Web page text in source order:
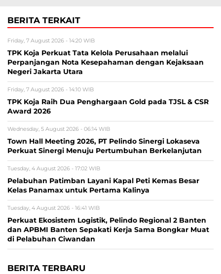
BERITA TERKAIT
Friday, 7 August 2026 - 14:20 WIB
TPK Koja Perkuat Tata Kelola Perusahaan melalui
Perpanjangan Nota Kesepahaman dengan Kejaksaan
Negeri Jakarta Utara
Friday, 7 August 2026 - 14:10 WIB
TPK Koja Raih Dua Penghargaan Gold pada TJSL & CSR
Award 2026
Wednesday, 5 August 2026 - 06:14 WIB
Town Hall Meeting 2026, PT Pelindo Sinergi Lokaseva
Perkuat Sinergi Menuju Pertumbuhan Berkelanjutan
Tuesday, 4 August 2026 - 17:02 WIB
Pelabuhan Patimban Layani Kapal Peti Kemas Besar
Kelas Panamax untuk Pertama Kalinya
Tuesday, 4 August 2026 - 16:41 WIB
Perkuat Ekosistem Logistik, Pelindo Regional 2 Banten
dan APBMI Banten Sepakati Kerja Sama Bongkar Muat
di Pelabuhan Ciwandan
BERITA TERBARU